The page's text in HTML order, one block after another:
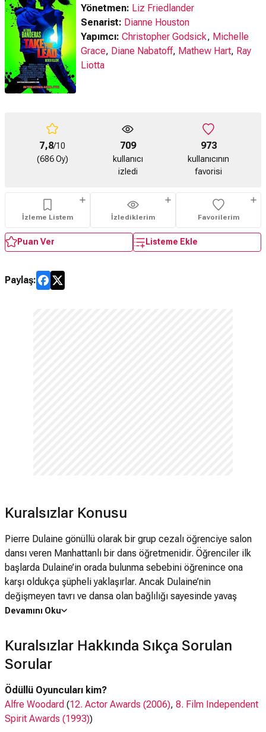
Yönetmen: Liz Friedlander
Senarist: Dianne Houston
Yapımcı: Christopher Godsick, Michelle
Grace, Diane Nabatoff, Mathew Hart, Ray
Liotta
7,8/10
(686 Oy)
709
kullanıcı
izledi
973
kullanıcının
favorisi
İzleme Listem İzlediklerim Favorilerim
Puan Ver Listeme Ekle
Paylaş:
Kuralsızlar Konusu
Pierre Dulaine gönüllü olarak bir grup cezalı öğrenciye salon
dansı veren Manhattanlı bir dans öğretmenidir. Öğrenciler ilk
başlarda Dulaine’in orada bulunma sebebini öğrenince ona
karşı oldukça şüpheli yaklaşırlar. Ancak Dulaine’nin
değişmeyen tavrı ve dansa olan bağlılığı sayesinde yavaş
yavaş uyguladığı programı takip etmeye başlarlar. Hatta zaman
klâsik dansı ile kendi tarzları olan hip hopu birleştirerek ortaya
eşsiz bir karışım çıkartırlar. Belli bir süreden sonra Dulaine bu
grubun sadece dans hocası değil, aynı zamanda akıl hocası
olacaktır. Hayatları boyunca herhangi bir şeyle mücadele
etmemiş olan bu grubu prestijli bir salon dansları yarışmasına
katılmaya ikna edecektir.
Devamını Oku
Kuralsızlar Hakkında Sıkça Sorulan
Sorular
Ödüllü Oyuncuları kim?
Alfre Woodard (12. Actor Awards (2006), 8. Film Independent
Spirit Awards (1993))